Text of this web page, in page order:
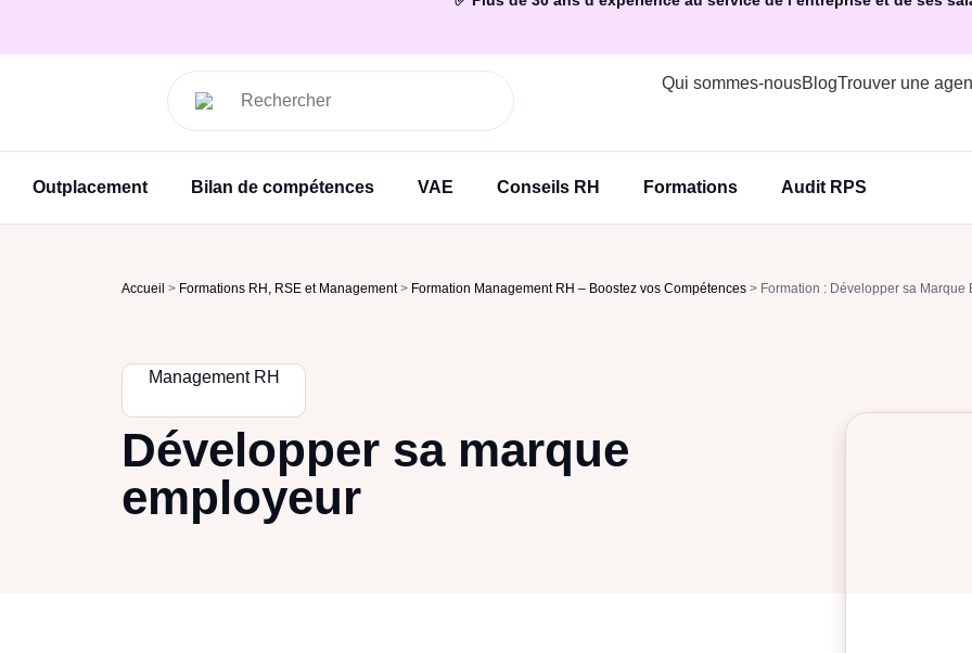
Qui sommes-nousBlogTrouver une
Outplacement Bilan de compétences VAE Conseils RH Formations Audit RPS
Accueil > Formations RH, RSE et Management> Formation Management RH – Boostez vos Compétences > Formation : Développer sa Marque
Management RH
Développer sa marque
employeur